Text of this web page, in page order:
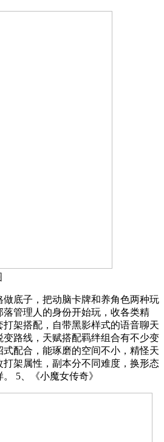
底子，把动脑卡牌和养角色两种玩
管理人的身份开始玩，收各类精
架搭配，自带黑影样式的语音聊天
路线，天赋搭配羁绊组合有不少变
配合，能琢磨的空间不小，精怪天
架属性，副本分不同难度，换形态
后精怪外表也会跟着变样。 5、《小魔女传奇》